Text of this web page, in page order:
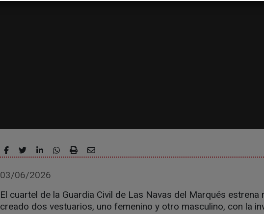
03/06/2026
El cuartel de la Guardia Civil de Las Navas del Marqués estrena
creado dos vestuarios, uno femenino y otro masculino, con la